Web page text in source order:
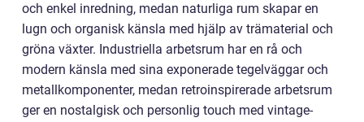
och enkel inredning, medan naturliga rum skapar en
lugn och organisk känsla med hjälp av trämaterial och
gröna växter. Industriella arbetsrum har en rå och
modern känsla med sina exponerade tegelväggar och
metallkomponenter, medan retroinspirerade arbetsrum
ger en nostalgisk och personlig touch med vintage-